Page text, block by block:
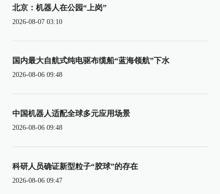
北京：机器人在公园“上岗”
2026-08-07 03:10
国内最大自航式纯电驱布缆船“蓝海领航”下水
2026-08-06 09:48
中国机器人适配全球多元应用场景
2026-08-06 09:48
科研人员确证新型粒子“胶球”的存在
2026-08-06 09:47